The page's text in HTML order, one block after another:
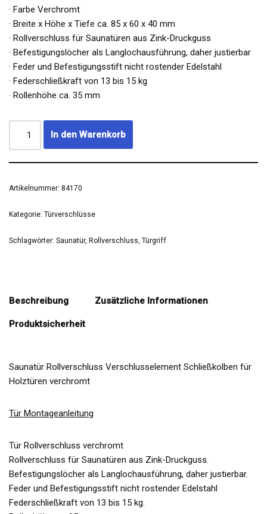
· Farbe Verchromt
· Breite x Höhe x Tiefe ca. 85 x 60 x 40 mm
· Rollverschluss für Saunatüren aus Zink-Druckguss
· Befestigungslöcher als Langlochausführung, daher justierbar
· Feder und Befestigungsstift nicht rostender Edelstahl
· Federschließkraft von 13 bis 15 kg
· Rollenhöhe ca. 35 mm
In den Warenkorb
Artikelnummer: 84170
Kategorie: Türverschlüsse
Schlagwörter: Saunatür, Rollverschluss Türgriff
Beschreibung Zusätzliche Informationen
Produktsicherheit
Saunatür Rollverschluss Verschlusselement Schließkolben für
Holztüren verchromt
Tür Montageanleitung
Tür Rollverschluss verchromt
Rollverschluss für Saunatüren aus Zink-Druckguss.
Befestigungslöcher als Langlochausführung, daher justierbar.
Feder und Befestigungsstift nicht rostender Edelstahl
Federschließkraft von 13 bis 15 kg.